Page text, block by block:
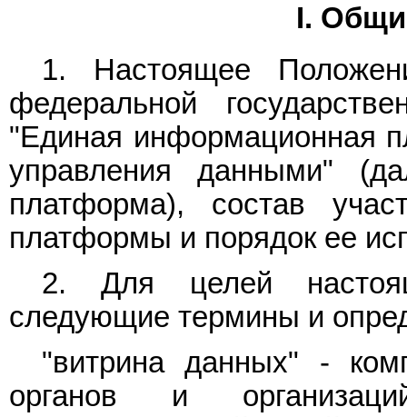
I.
1. Настоящее
федеральной
"Единая информационная
управления данными"
платформа), состав
платформы и порядок ее
2. Для целей
следующие термины и
"витрина данных" -
органов и